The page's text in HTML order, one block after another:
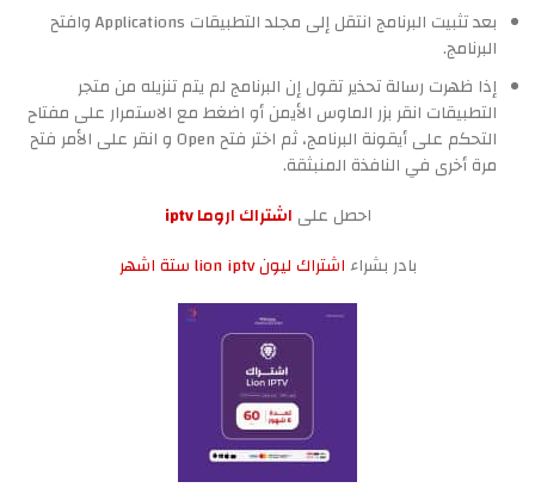
بعد تثبيت البرنامج انتقل إلى مجلد التطبيقات Applications وافتح
البرنامج.
إذا ظهرت رسالة تحذير تقول إن البرنامج لم يتم تنزيله من متجر
التطبيقات انقر بزر الماوس الأيمن أو اضغط مع الاستمرار على مفتاح
التحكم على أيقونة البرنامج، ثم اختر فتح Open و انقر على الأمر فتح
مرة أخرى في النافذة المنبثقة.
احصل على اشتراك اروما iptv
بادر بشراء اشتراك ليون lion iptv ستة اشهر